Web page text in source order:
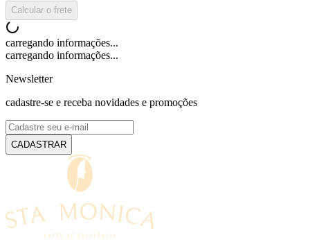
Calcular o frete
carregando informações...
carregando informações...
Newsletter
cadastre-se e receba novidades e promoções
CADASTRAR